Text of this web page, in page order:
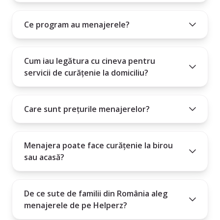
pentru nevoile tale.
Plătești un abonament lunar, trimestrial sau anual.
Ce program au menajerele?
Cum iau legătura cu cineva pentru
servicii de curățenie la domiciliu?
Care sunt prețurile menajerelor?
Menajera poate face curățenie la birou
sau acasă?
De ce sute de familii din România aleg
menajerele de pe Helperz?